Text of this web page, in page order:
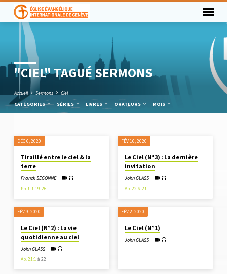
"CIEL" TAGUÉ SERMONS
Accueil Sermons
Ciel
CATÉGORIES
SÉRIES LIVRES ORATEURS MOIS
"CIEL"
TAGUÉ
SERMONS
DÉC 6, 2020
Tiraillé entre le ciel & la
terre
Franck SEGONNE
Phil. 1:19-26
FÉV 16, 2020
Le Ciel (N°3) : La dernière
invitation
John GLASS
Ap. 22:6-21
FÉV 9, 2020
Le Ciel (N°2) : La vie
quotidienne au ciel
John GLASS
Ap. 21:1 à 22
FÉV 2, 2020
Le Ciel (N°1)
John GLASS